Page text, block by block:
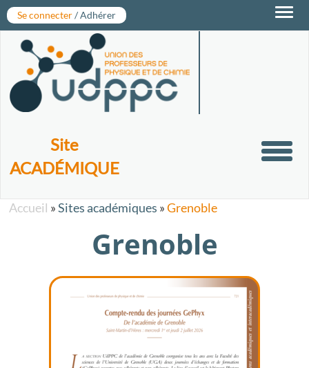
Se connecter/ Adhérer
Site
ACADÉMIQUE
Accueil »Sites académiques »Grenoble
Grenoble